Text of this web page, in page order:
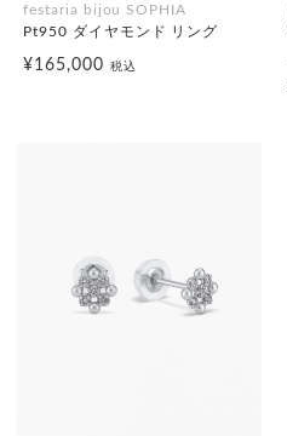
festaria bijou SOPHIA
Pt950 ダイヤモンド リング
¥165,000 税込